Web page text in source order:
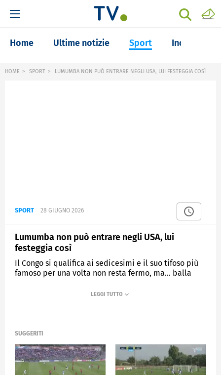
Home Ultime notizie Sport Inchieste
HOME SPORT LUMUMBA NON PUÒ ENTRARE NEGLI USA, LUI FESTEGGIA COSÌ
SPORT 28 GIUGNO 2026
Lumumba non può entrare negli USA, lui
festeggia così
Il Congo si qualifica ai sedicesimi e il suo tifoso più
famoso per una volta non resta fermo, ma… balla
SPORTMEDIASET
SUGGERITI